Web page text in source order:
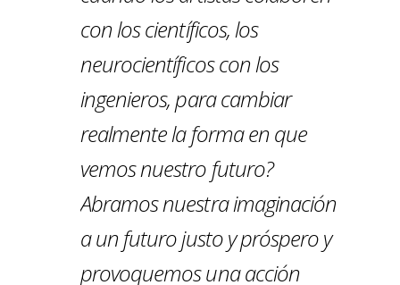
con los científicos, los
neurocientíficos con los
ingenieros, para cambiar
realmente la forma en que
vemos nuestro futuro?
Abramos nuestra imaginación
a un futuro justo y próspero y
provoquemos una acción